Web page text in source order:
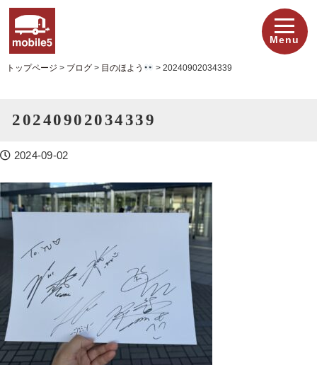
Menu
トップページ > ブログ> 目のほよう > 20240902034339
20240902034339
2024-09-02